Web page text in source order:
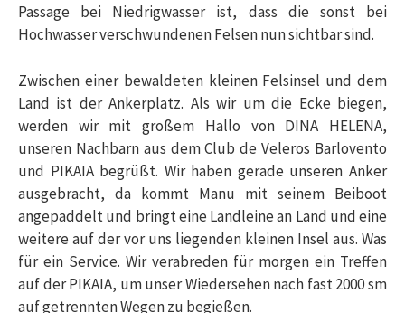
Passage bei Niedrigwasser ist, dass die sonst bei
Hochwasser verschwundenen Felsen nun sichtbar sind.
Zwischen einer bewaldeten kleinen Felsinsel und dem
Land ist der Ankerplatz. Als wir um die Ecke biegen,
werden wir mit großem Hallo von DINA HELENA,
unseren Nachbarn aus dem Club de Veleros Barlovento
und PIKAIA begrüßt. Wir haben gerade unseren Anker
ausgebracht, da kommt Manu mit seinem Beiboot
angepaddelt und bringt eine Landleine an Land und eine
weitere auf der vor uns liegenden kleinen Insel aus. Was
für ein Service. Wir verabreden für morgen ein Treffen
auf der PIKAIA, um unser Wiedersehen nach fast 2000 sm
auf getrennten Wegen zu begießen.